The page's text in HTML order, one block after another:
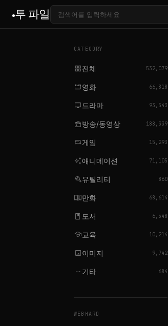
투 파일
CATEGORY
grid_view전체 532,079
movie영화 66,818
tv 드라마 93,543
radio방송/동영상 188,339
sports_esports게임 15,293
auto_awesome애니메이션 71,105
build유틸리티 860
menu_book만화 68,614
book 도서 6,548
school교육 10,214
image이미지 9,742
more_horiz 기타 684
WEBHARD